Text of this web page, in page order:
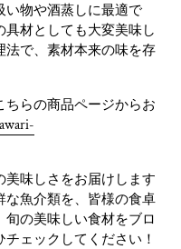
い物や酒蒸しに最適で
材としても大変美味し
法で、素材本来の味を存
らの商品ページからお
味しさをお届けします
な魚介類を、皆様の食卓
の美味しい食材をブロ
ェックしてください！